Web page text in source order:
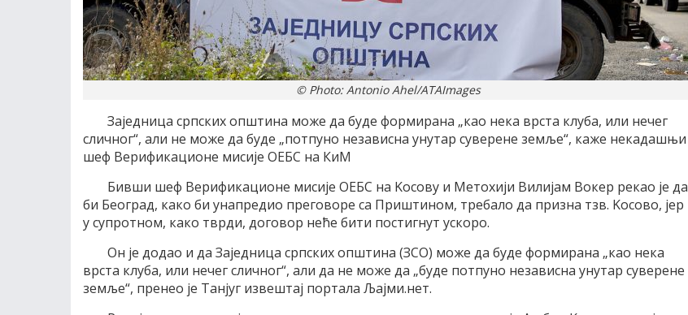
© Photo: Antonio Ahel/ATAImages
Заједница српских општина може да буде формирана „као нека врста клуба, или нечег
сличног“, али не може да буде „потпуно независна унутар суверене земље“, каже некадашњи
шеф Верификационе мисије ОЕБС на КиМ
Бивши шеф Верификационе мисије ОЕБС на Kосову и Метохији Вилијам Вокер рекао је да
би Београд, како би унапредио преговоре са Приштином, требало да призна тзв. Kосово, јер
у супротном, како тврди, договор неће бити постигнут ускоро.
Он је додао и да Заједница српских општина (ЗСО) може да буде формирана „као нека
врста клуба, или нечег сличног“, али да не може да „буде потпуно независна унутар суверене
земље“, пренео је Танјуг извештај портала Љајми.нет.